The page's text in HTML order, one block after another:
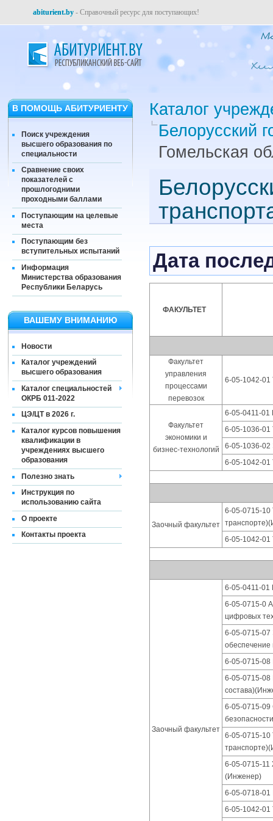
abiturient.by - Справочный ресурс для поступающих!
В ПОМОЩЬ АБИТУРИЕНТУ
Поиск учреждения
высшего образования по
специальности
Сравнение своих
показателей с
прошлогодними
проходными баллами
Поступающим на целевые
места
Поступающим без
вступительных испытаний
Информация
Министерства образования
Республики Беларусь
ВАШЕМУ ВНИМАНИЮ
Новости
Каталог учреждений
высшего образования
Каталог специальностей
ОКРБ 011-2022
ЦЭ/ЦТ в 2026 г.
Каталог курсов повышения
квалификации в
учреждениях высшего
образования
Полезно знать
Инструкция по
использованию сайта
О проекте
Контакты проекта
Каталог
Белорусский
Гомельская
Дата
ФАКУЛЬТЕТ
Факультет
управления
процессами
перевозок
6-05-1042-01
Факультет
экономики и
бизнес-технологий
6-05-0411-01
6-05-1036-01
6-05-1036-02
6-05-1042-01
Заочный факультет
6-05-0715-10
6-05-1042-01
Заочный факультет
6-05-0411-01
6-05-0715-0
цифровых
6-05-0715-07
6-05-0715-08
6-05-0715-08
6-05-0715-09
6-05-0715-10
6-05-0715-11
(Инженер)
6-05-0718-01
6-05-1042-01